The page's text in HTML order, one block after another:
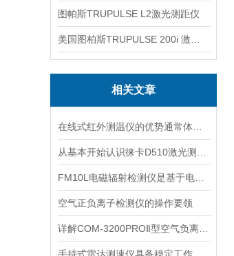
图帕斯TRUPULSE L2激光测距仪
相关文章
空气正负离子检测仪的操作要领